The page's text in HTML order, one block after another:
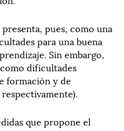
pues, como una
para una buena
Sin embargo,
dificultades
formación y de
que propone el